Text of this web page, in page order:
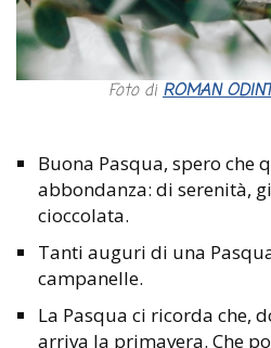
Foto di ROMAN
Buona Pasqua, spero che
abbondanza: di serenità,
cioccolata.
Tanti auguri di una
campanelle.
La Pasqua ci ricorda che,
arriva la primavera. Che